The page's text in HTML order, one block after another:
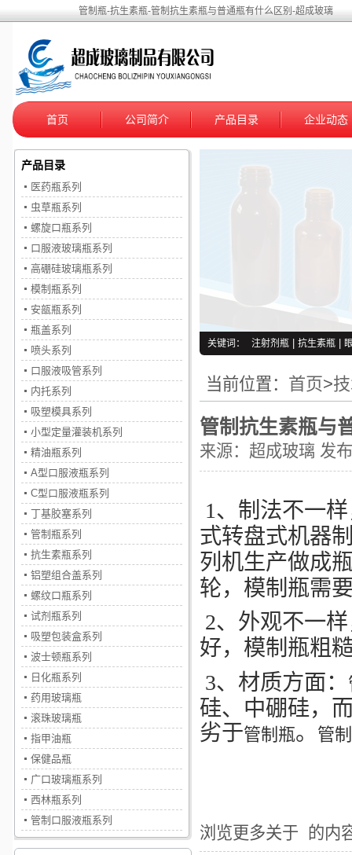
管制瓶-抗生素瓶-管制抗生素瓶与普通瓶有什么区别-超成玻璃
首页 公司简介 产品目录 企业动态
关键词： 注射剂瓶 抗生素瓶
当前位置： 首页>
管制抗生素瓶与
来源： 超成玻璃 发
1、制法不一
式转盘式机器
列机生产做成
轮，模制瓶需
2、外观不一
好，模制瓶粗
3、材质方面：
硅、中硼硅，
劣于管制瓶。 管
浏览更多关于 的内
产品目录
医药瓶系列
虫草瓶系列
螺旋口瓶系列
口服液玻璃瓶系列
高硼硅玻璃瓶系列
模制瓶系列
安瓿瓶系列
瓶盖系列
喷头系列
口服液吸管系列
内托系列
吸塑模具系列
小型定量灌装机系列
精油瓶系列
A型口服液瓶系列
C型口服液瓶系列
丁基胶塞系列
管制瓶系列
抗生素瓶系列
铝塑组合盖系列
螺纹口瓶系列
试剂瓶系列
吸塑包装盒系列
波士顿瓶系列
日化瓶系列
药用玻璃瓶
滚珠玻璃瓶
指甲油瓶
保健品瓶
广口玻璃瓶系列
西林瓶系列
管制口服液瓶系列